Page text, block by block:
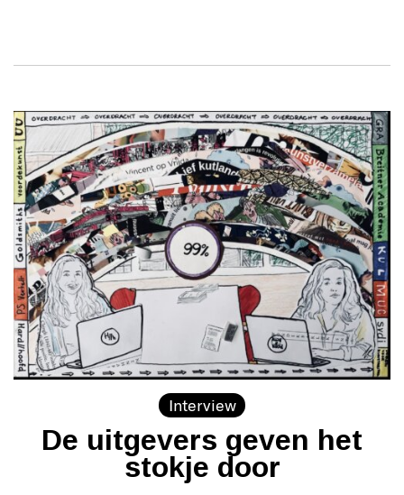
Interview
De uitgevers geven het
stokje door